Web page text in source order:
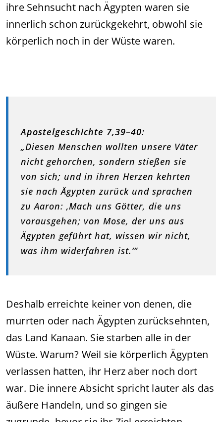
ihre Sehnsucht nach Ägypten waren sie
innerlich schon zurückgekehrt, obwohl sie
körperlich noch in der Wüste waren.
Apostelgeschichte 7,39–40:
„Diesen Menschen wollten unsere Väter
nicht gehorchen, sondern stießen sie
von sich; und in ihren Herzen kehrten
sie nach Ägypten zurück und sprachen
zu Aaron: ‚Mach uns Götter, die uns
vorausgehen; von Mose, der uns aus
Ägypten geführt hat, wissen wir nicht,
was ihm widerfahren ist.‘“
Deshalb erreichte keiner von denen, die
murrten oder nach Ägypten zurücksehnten,
das Land Kanaan. Sie starben alle in der
Wüste. Warum? Weil sie körperlich Ägypten
verlassen hatten, ihr Herz aber noch dort
war. Die innere Absicht spricht lauter als das
äußere Handeln, und so gingen sie